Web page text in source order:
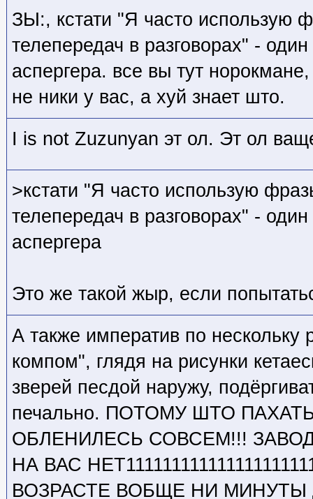
ЗЫ:, кстати "Я часто использую
телепередач в разговорах" -
аспергера. все вы тут
не ники у вас, а хуй знает што.
I is not Zuzunyan эт ол. Эт ол
>кстати "Я часто использую
телепередач в разговорах" -
аспергера
Это же такой жыр, если
А также императив по нескольку
компом", глядя на рисунки
зверей песдой наружу,
печально. ПОТОМУ ШТО
ОБЛЕНИЛЕСЬ СОВСЕМ!!!
НА ВАС
ВОЗРАСТЕ ВОБЩЕ НИ МИНУТЫ